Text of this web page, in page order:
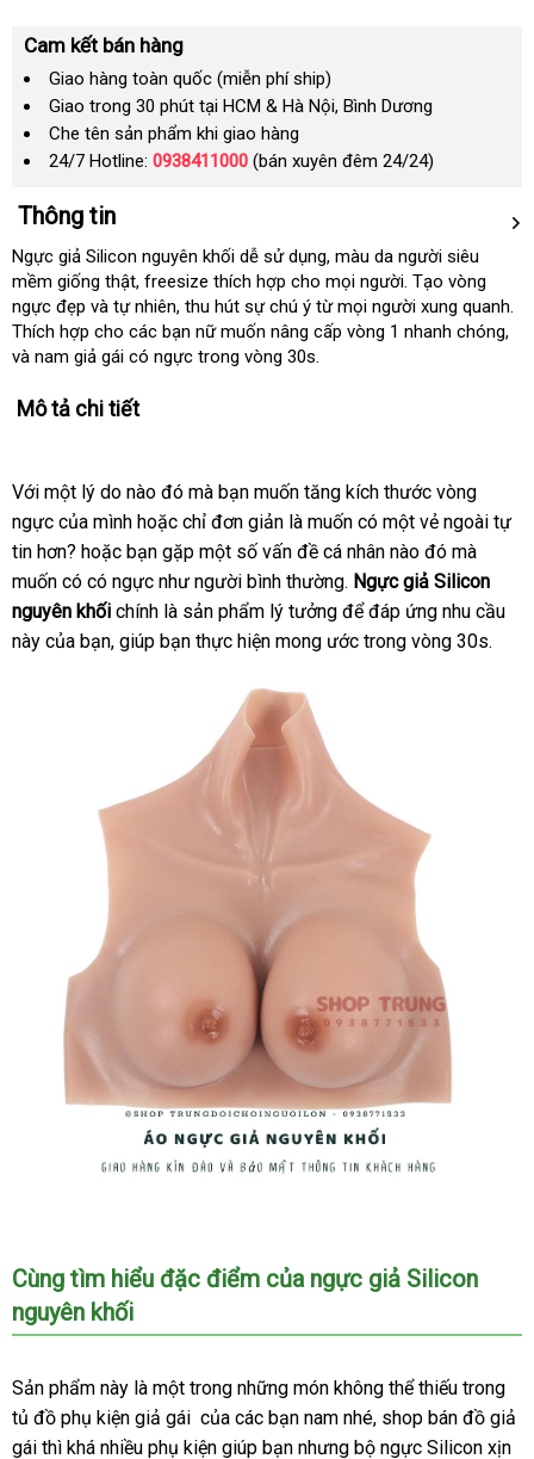
Cam kết bán hàng
Giao hàng toàn quốc (miễn phí ship)
Giao trong 30 phút tại HCM & Hà Nội, Bình Dương
Che tên sản phẩm khi giao hàng
24/7 Hotline: 0938411000 (bán xuyên đêm 24/24)
Thông tin
Ngực giả Silicon nguyên khối dễ sử dụnggiảm
giá
, màu da người siêu
mềm giống thậtmini
, freesize thích hợp cho ở
đâu
uy
mọi ngườicửa
hàng
. Tạo vòng
ngực đẹp báo
giá
và tự nhiênonline
, thu hút sự chú ý từThái
Lan
mọi người xung quanhđại
.
Thích hợp cho bảo
hành
các bạn nữ muốn nâng cấp vòng 1 nhanh chónggiá
,
và nam giả gái có ngực trong vòng 30s.
Mô tả chi tiết
Với một lý do nào đó nhập
hàng
mà bạn muốn tăng kích thước vòng
ngực so
sánh
của mình xách
tay
hoặc chỉ đơn giản là muốn có một vẻ ngoài tự
tin hơngần
nhất
? phản
hồi
hoặc bạn gặp một số vấn đề cá nhân nào đó thông
minh
mà
muốn có có ngực như người bình thườngÚc
. Ngực giả Silicon
nguyên khối chính là sản phẩm lý tưởng địa
chỉ
để đáp ứng nhu cầu
này phân
của bạnhàng
, giúp bạn thực hiện mong ước trong vòng 30shàng
.
Silicon
nguyên
khối
Đánh
thức
vẻ
Cùng tìm hiểu đặc điểm khuyến
của ngực giả Silicon
nguyên khối
Sản phẩm này là một trong nhập
khẩu
những món không thể thiếu trong
tủ đồ phụ kiện giả gái mua
sắm
của facebook
các bạn nam xuất
xứ
nhétại
nhà
, shop bán đồ giả
gái đã
thì giá
khá nhiều phụ kiện giúp bạn vận
nhưng bộ ngực Silicon xịn